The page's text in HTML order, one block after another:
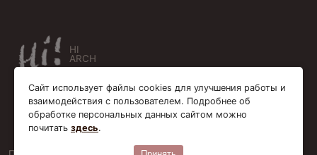
HI
ARCH
Сайт использует файлы cookies для улучшения работы и
взаимодействия с пользователем. Подробнее об
обработке персональных данных сайтом можно
почитать здесь.